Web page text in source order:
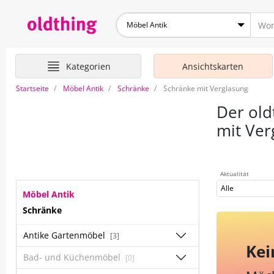
Möbel Antik
Kategorien Ansichtskarten
Startseite Möbel Antik Schränke Schränke mit Verglasung
Der
mit
Möbel Antik
Schränke
Antike Gartenmöbel [3]
Bad- und Küchenmöbel [0]
Aktualität
Alle